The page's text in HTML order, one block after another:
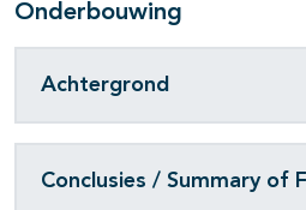
Onderbouwing
Achtergrond
Conclusies / Summary of